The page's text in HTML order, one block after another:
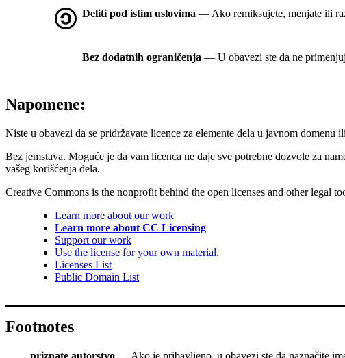
Deliti pod istim uslovima — Ako remiksujete, menjate ili
Bez dodatnih ograničenja — U obavezi ste da ne
Napomene:
Niste u obavezi da se pridržavate licence za elemente dela u javnom
Bez jemstava. Moguće je da vam licenca ne daje sve potrebne dozvole za
vašeg korišćenja dela.
Creative Commons is the nonprofit behind the open licenses and other legal
Learn more about our work
Learn more about CC Licensing
Support our work
Use the license for your own material.
Licenses List
Public Domain List
Footnotes
priznate autorstvo — Ako je pribavljeno, u obavezi ste da naznačite